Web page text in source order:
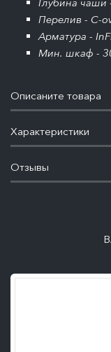
Перелив - C-
Арматура -
Мин. шкаф -
Описаните товара
Характеристики
Отзывы